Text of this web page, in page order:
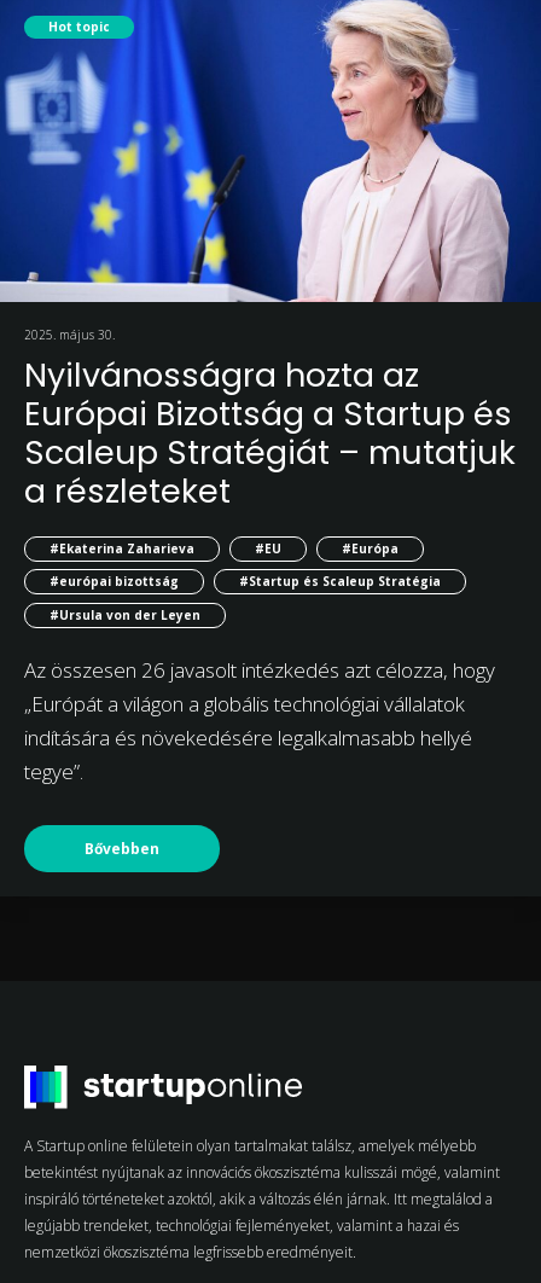
Hot topic
2025. május 30.
Nyilvánosságra hozta az
Európai Bizottság a Startup és
Scaleup Stratégiát – mutatjuk
a részleteket
#Ekaterina Zaharieva #EU
#Európa
#európai bizottság
#Startup és Scaleup Stratégia
#Ursula von der Leyen
Az összesen 26 javasolt intézkedés azt célozza, hogy
„Európát a világon a globális technológiai vállalatok
indítására és növekedésére legalkalmasabb hellyé
tegye”.
Bővebben
A Startup online felületein olyan tartalmakat találsz, amelyek mélyebb
betekintést nyújtanak az innovációs ökoszisztéma kulisszái mögé, valamint
inspiráló történeteket azoktól, akik a változás élén járnak. Itt megtalálod a
legújabb trendeket, technológiai fejleményeket, valamint a hazai és
nemzetközi ökoszisztéma legfrissebb eredményeit.